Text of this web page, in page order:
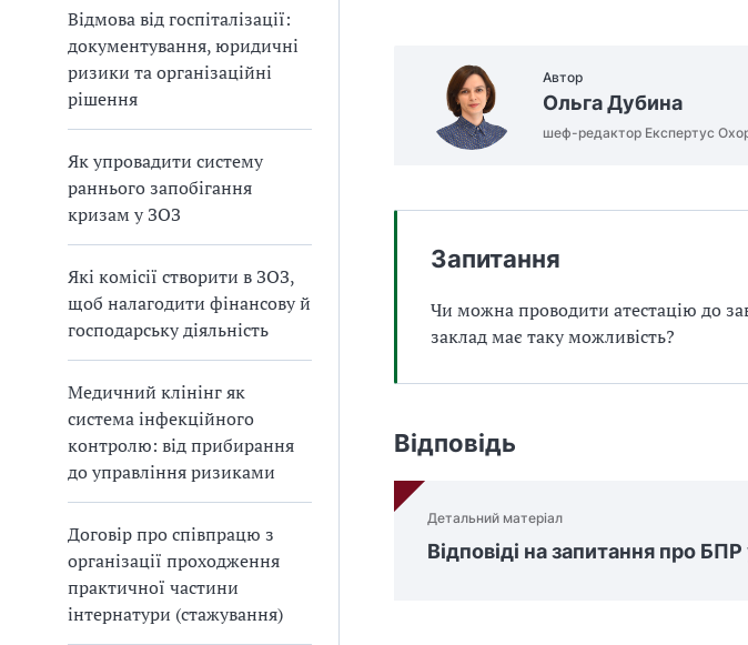
Відмова від госпіталізації:
документування, юридичні
ризики та організаційні
рішення
Як упровадити систему
раннього запобігання
кризам у ЗОЗ
Які комісії створити в ЗОЗ,
щоб налагодити фінансову й
господарську діяльність
Медичний клінінг як
система інфекційного
контролю: від прибирання
до управління ризиками
Договір про співпрацю з
організації проходження
практичної частини
інтернатури (стажування)
Автор
Ольга Дубина
шеф-редактор Експертус
Запитання
Чи можна проводити атестацію до
заклад має таку можливість?
Відповідь
Детальний матеріал
Відповіді на запитання про